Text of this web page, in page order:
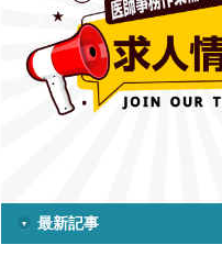
最新記事